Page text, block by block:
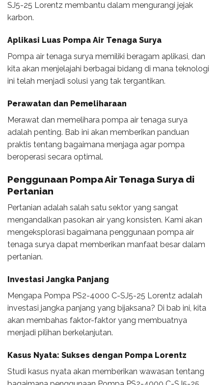
SJ5-25 Lorentz membantu dalam mengurangi jejak
karbon.
Aplikasi Luas Pompa Air Tenaga Surya
Pompa air tenaga surya memiliki beragam aplikasi, dan
kita akan menjelajahi berbagai bidang di mana teknologi
ini telah menjadi solusi yang tak tergantikan.
Perawatan dan Pemeliharaan
Merawat dan memelihara pompa air tenaga surya
adalah penting. Bab ini akan memberikan panduan
praktis tentang bagaimana menjaga agar pompa
beroperasi secara optimal.
Penggunaan Pompa Air Tenaga Surya di
Pertanian
Pertanian adalah salah satu sektor yang sangat
mengandalkan pasokan air yang konsisten. Kami akan
mengeksplorasi bagaimana penggunaan pompa air
tenaga surya dapat memberikan manfaat besar dalam
pertanian.
Investasi Jangka Panjang
Mengapa Pompa PS2-4000 C-SJ5-25 Lorentz adalah
investasi jangka panjang yang bijaksana? Di bab ini, kita
akan membahas faktor-faktor yang membuatnya
menjadi pilihan berkelanjutan.
Kasus Nyata: Sukses dengan Pompa Lorentz
Studi kasus nyata akan memberikan wawasan tentang